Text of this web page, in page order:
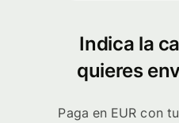
Indica la
quieres
Paga en EUR con